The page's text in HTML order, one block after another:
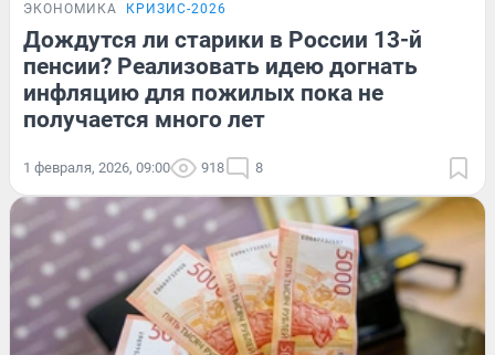
ЭКОНОМИКА КРИЗИС-2026
Дождутся ли старики в России 13-й
пенсии? Реализовать идею догнать
инфляцию для пожилых пока не
получается много лет
1 февраля, 2026, 09:00 918 8